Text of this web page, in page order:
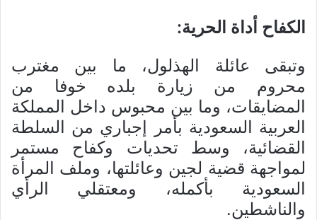
الكفاح أداة الحرية:
وتبقى عائلة الهذلول، ما بين مغترب
محروم من زيارة بلده خوفا من
المضايقات، وما بين محبوس داخل المملكة
العربية السعودية بأمر إجباري من السلطة
القضائية، وسط تحديات وكفاح مستمر
لمواجهة قضية لجين وعائلتها، وملف المرأة
السعودية بأكمله، ومعتقلي الرأي
والناشطين.